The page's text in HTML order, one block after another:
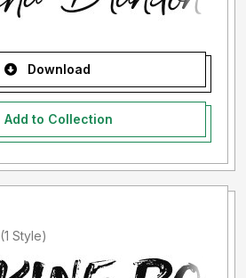
Download
Add to Collection
Added by ischoen (1 Style)